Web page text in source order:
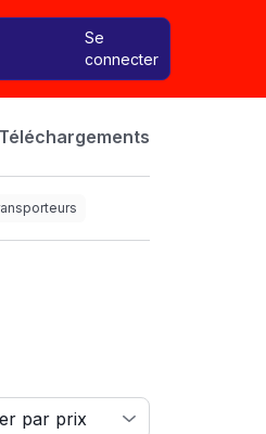
Se
connecter
Téléchargements